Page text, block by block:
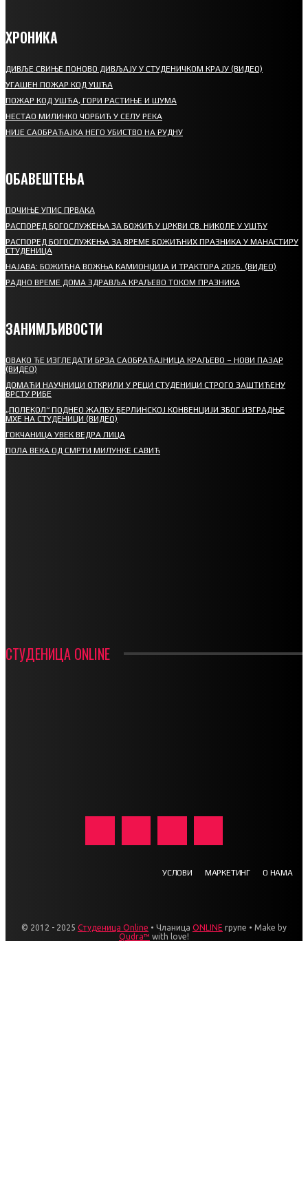
ХРОНИКА
ДИВЉЕ СВИЊЕ ПОНОВО ДИВЉАЈУ У СТУДЕНИЧКОМ КРАЈУ (ВИДЕО)
УГАШЕН ПОЖАР КОД УШЋА
ПОЖАР КОД УШЋА, ГОРИ РАСТИЊЕ И ШУМА
НЕСТАО МИЛИНКО ЧОРБИЋ У СЕЛУ РЕКА
НИЈЕ САОБРАЋАЈКА НЕГО УБИСТВО НА РУДНУ
ОБАВЕШТЕЊА
ПОЧИЊЕ УПИС ПРВАКА
РАСПОРЕД БОГОСЛУЖЕЊА ЗА БОЖИЋ У ЦРКВИ СВ. НИКОЛЕ У УШЋУ
РАСПОРЕД БОГОСЛУЖЕЊА ЗА ВРЕМЕ БОЖИЋНИХ ПРАЗНИКА У МАНАСТИРУ
СТУДЕНИЦА
НАЈАВА: БОЖИЋНА ВОЖЊА КАМИОНЏИЈА И ТРАКТОРА 2026. (ВИДЕО)
РАДНО ВРЕМЕ ДОМА ЗДРАВЉА КРАЉЕВО ТОКОМ ПРАЗНИКА
ЗАНИМЉИВОСТИ
ОВАКО ЋЕ ИЗГЛЕДАТИ БРЗА САОБРАЋАЈНИЦА КРАЉЕВО – НОВИ ПАЗАР
(ВИДЕО)
ДОМАЋИ НАУЧНИЦИ ОТКРИЛИ У РЕЦИ СТУДЕНИЦИ СТРОГО ЗАШТИЋЕНУ
ВРСТУ РИБЕ
„ПОЛЕКОЛ“ ПОДНЕО ЖАЛБУ БЕРЛИНСКОЈ КОНВЕНЦИЈИ ЗБОГ ИЗГРАДЊЕ
МХЕ НА СТУДЕНИЦИ (ВИДЕО)
ГОКЧАНИЦА УВЕК ВЕДРА ЛИЦА
ПОЛА ВЕКА ОД СМРТИ МИЛУНКЕ САВИЋ
СТУДЕНИЦА ONLINE
УСЛОВИ МАРКЕТИНГ О НАМА
© 2012 - 2025 Студеница Online • Чланица ONLINE групе • Make by
Qudra™ with love!